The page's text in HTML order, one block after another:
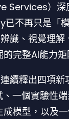
Services）深
已不再只是「
識、視覺理解
完整AI能力
續釋出四項新
一個實驗性
模型，以及